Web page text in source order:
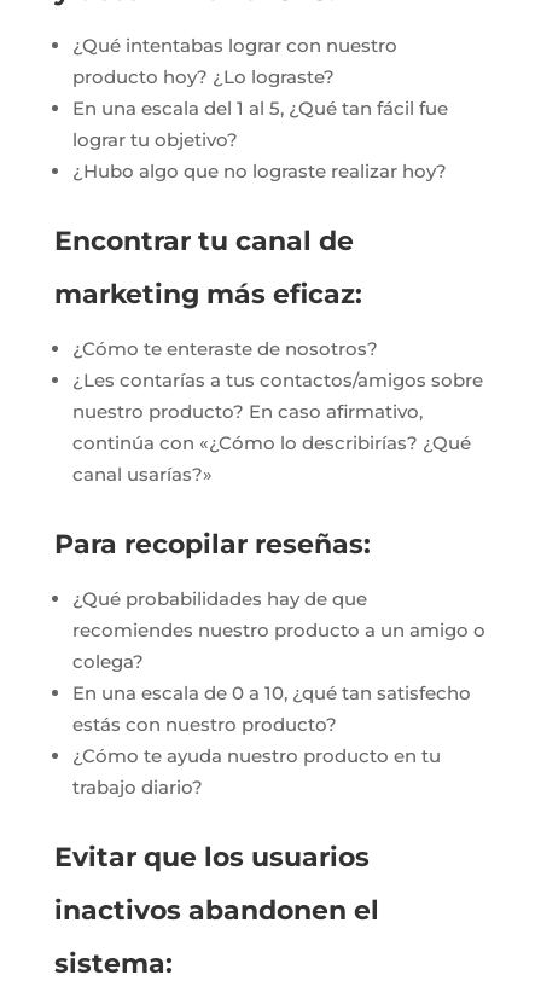
¿Qué intentabas lograr con nuestro
producto hoy? ¿Lo lograste?
En una escala del 1 al 5, ¿Qué tan fácil fue
lograr tu objetivo?
¿Hubo algo que no lograste realizar hoy?
Encontrar tu canal de
marketing más eficaz:
¿Cómo te enteraste de nosotros?
¿Les contarías a tus contactos/amigos sobre
nuestro producto? En caso afirmativo,
continúa con «¿Cómo lo describirías? ¿Qué
canal usarías?»
Para recopilar reseñas:
¿Qué probabilidades hay de que
recomiendes nuestro producto a un amigo o
colega?
En una escala de 0 a 10, ¿qué tan satisfecho
estás con nuestro producto?
¿Cómo te ayuda nuestro producto en tu
trabajo diario?
Evitar que los usuarios
inactivos abandonen el
sistema: